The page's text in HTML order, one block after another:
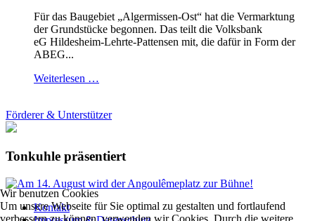
Für das Baugebiet „Algermissen-Ost“ hat die Vermarktung
der Grundstücke begonnen. Das teilt die Volksbank
eG Hildesheim-Lehrte-Pattensen mit, die dafür in Form der
ABEG...
Weiterlesen …
Förderer & Unterstützer
Tonkuhle präsentiert
Kontakt
Wir benutzen Cookies
Um unsere Webseite für Sie optimal zu gestalten und fortlaufend
verbessern zu können, verwenden wir Cookies. Durch die weitere